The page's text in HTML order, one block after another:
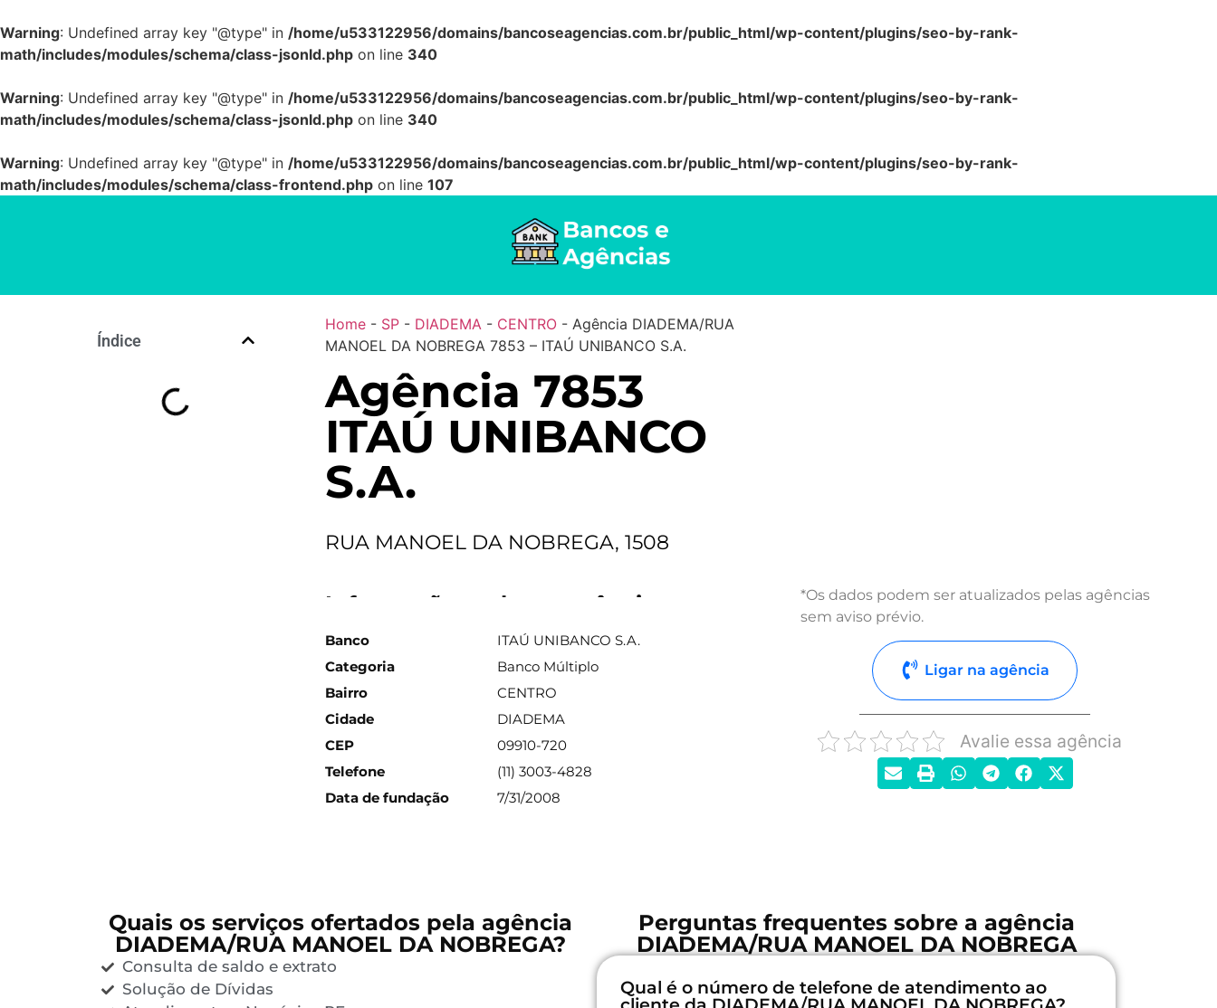
Warning: Undefined array key "@type" in /home/u533122956/domains/bancoseagencias.com.br/public_html/wp-content/plugins/seo-by-rank-
math/includes/modules/schema/class-jsonld.php on line 340
Warning: Undefined array key "@type" in /home/u533122956/domains/bancoseagencias.com.br/public_html/wp-content/plugins/seo-by-rank-
math/includes/modules/schema/class-jsonld.php on line 340
Warning: Undefined array key "@type" in /home/u533122956/domains/bancoseagencias.com.br/public_html/wp-content/plugins/seo-by-rank-
math/includes/modules/schema/class-frontend.php on line 107
Índice
Home- SP- DIADEMA - CENTRO- Agência DIADEMA/RUA
MANOEL DA NOBREGA 7853 – ITAÚ UNIBANCO S.A.
Agência 7853
ITAÚ UNIBANCO
S.A.
RUA MANOEL DA NOBREGA, 1508
Informações sobre a agência
Banco
ITAÚ UNIBANCO S.A.
Categoria
Banco Múltiplo
Bairro
CENTRO
Cidade
DIADEMA
CEP
09910-720
Telefone
(11) 3003-4828
Data de fundação
7/31/2008
*Os dados podem ser atualizados pelas agências
sem aviso prévio.
Ligar na agência
Avalie essa agência
Quais os serviços ofertados pela agência
DIADEMA/RUA MANOEL DA NOBREGA?
Consulta de saldo e extrato
Solução de Dívidas
Perguntas frequentes sobre a agência
DIADEMA/RUA MANOEL DA NOBREGA
Qual é o número de telefone de atendimento ao